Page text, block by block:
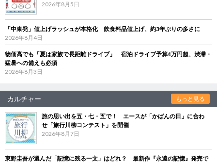
2026年8月5日
「中東発」値上げラッシュが本格化 飲食料品値上げ、約3年ぶりの多さに
2026年8月4日
物価高でも「夏は家族で長距離ドライブ」 宿泊ドライブ予算4万円超、渋滞・
猛暑への備えも必須
2026年8月3日
カルチャー もっと見る
旅の思い出を五・七・五で！ エースが「かばんの日」に合わ
せ「旅行川柳コンテスト」を開催
2026年8月7日
東野圭吾が選んだ「記憶に残る一文」はどれ？ 最新作『永遠の記憶』発売で